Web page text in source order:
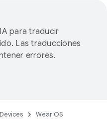
para traducir
Las traducciones
errores.
Devices Wear OS